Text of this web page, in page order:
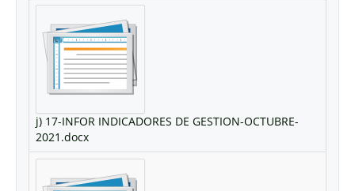
j) 17-INFOR INDICADORES DE GESTION-OCTUBRE-
2021.docx